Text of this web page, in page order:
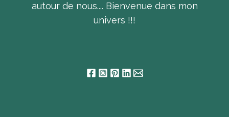
autour de nous.... Bienvenue dans mon
univers !!!